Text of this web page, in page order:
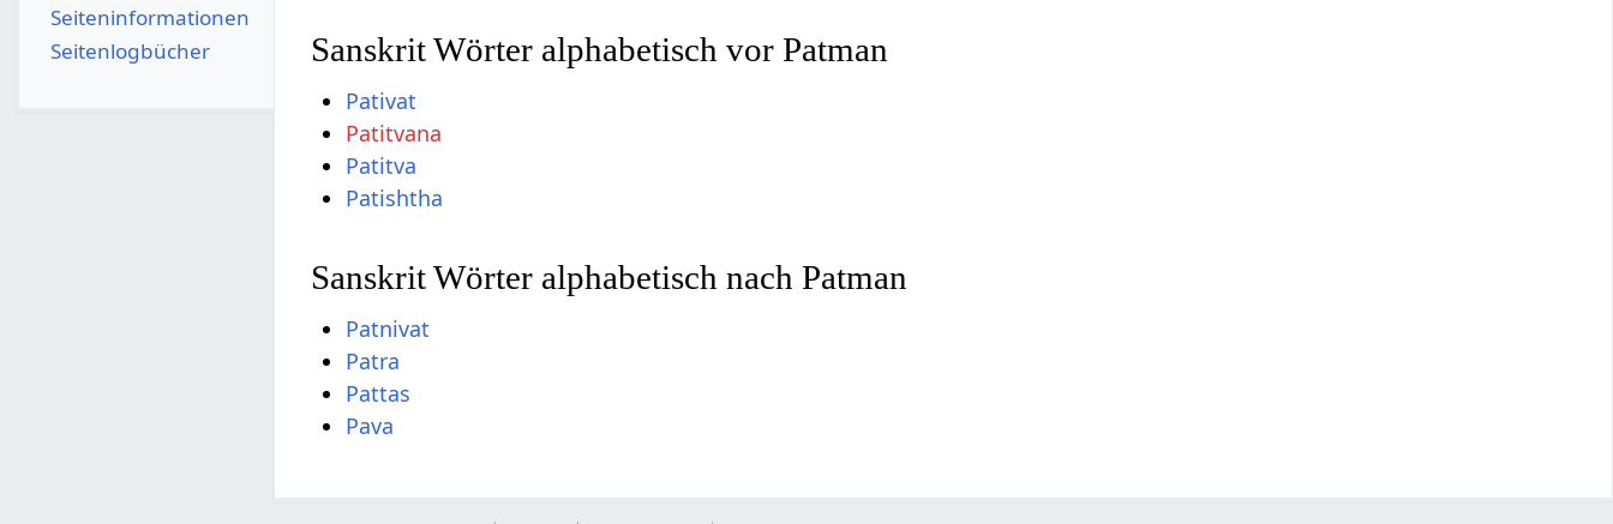
Sanskrit Wörter alphabetisch vor Patman
Pativat
Patitvana
Patitva
Patishtha
Sanskrit Wörter alphabetisch nach Patman
Patnivat
Patra
Pattas
Pava
Seiten­­informationen
Seitenlogbücher